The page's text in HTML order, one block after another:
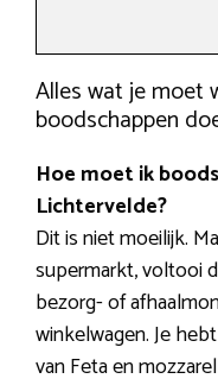
Alles wat je moet
boodschappen
Hoe moet ik
Lichtervelde?
Dit is niet moeilijk.
supermarkt, voltooi
bezorg- of
winkelwagen. Je
van Feta en